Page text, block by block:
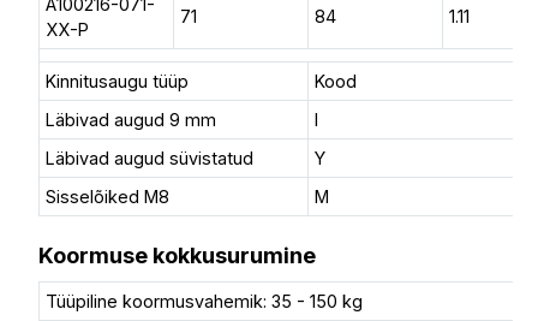
A100216-071-
XX-P
71 84 1.11
Kinnitusaugu tüüp
Kood
Läbivad augud 9 mm
I
Läbivad augud süvistatud
Y
Sisselõiked M8
M
Koormuse kokkusurumine
Tüüpiline koormusvahemik: 35 - 150 kg